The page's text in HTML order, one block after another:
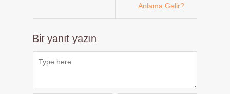
Anlama Gelir?
Bir yanıt yazın